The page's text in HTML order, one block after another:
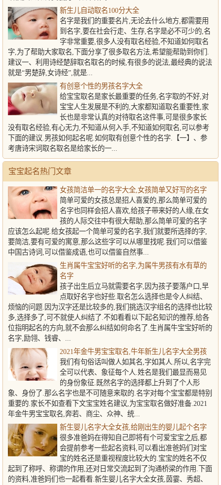
新生儿自动取名100分大全
名字是我们的重要名片,无论去什么地方,都需要用
到名字,要在社会行走、生存,名字是必不可少的,名
字非常重要,很多人没有取名经验,不知道如何取名
字,为了帮助大家取名,下面分享了很多取名方法,希望能帮助到你们.
建议一、利用诗经楚辞取名取名的时候,有很多的说法,最经典的说法
就是“男楚辞,女诗经”,就是...
有创意个性的男孩名字大全
给宝宝取名是家长最重要的任务,名字取的不好,对
宝宝人生发展是不利的,大家都知道取名重要性,家
长也是非常认真的对待取名这件事,可是很多家长
没有取名经验,有心无力,不知道从何入手,不知道如何取名,可以参考
下面的建议.男孩如何起名呢.如何取有创意个性的名字.【一】、参
考唐诗宋词取名取名是给家长的一...
宝宝起名热门文章
女孩简洁单一的名字大全,女孩简单又好写的名字
简单可爱的女孩总是招人喜爱的,那么简单可爱的
名字也同样会招人喜欢,给孩子带来好的人缘,在女
孩的人际交往中有很大帮助,那么简单可爱的名字
应该怎么起呢.给女孩起一个简单可爱的名字,我们就要所选择的字,
要简洁,要有可爱的寓意,那么这些字可以从哪里找呢.我们可以借鉴
中国古诗词,可以借鉴成语,也可以借鉴自然事...
生肖属牛宝宝好听的名字,为属牛男孩有水有草的
名字
孩子出生后立马就需要名字,因为孩子要落户口,早
点取好名字也好些.取名怎么选择也是令人纠结、
烦恼的问题.因为汉字还是比较多的,我们挑选汉字组名的选择也比较
多,选择多了,可不就使人纠结了.不如看看以下起名知识的推荐,给各
位指明起名的方向,就不会那么纠结如何命名了.生肖属牛宝宝好听的
名字,励翎、钱睿、...
2021年金牛男宝宝取名,牛年新生儿名字大全男孩
我们有句俗话叫做人如其名,字如其人.所以,名字完
全可以代表、象征每个人.姓名是我们最显而易见
的身份象征.既然名字的选择都上升到了个人形
象、身份了.那么名字也是不可随意来取的.名字对每个宝宝都是特别
重要的.家长不如查看下文宝宝姓名建议,为宝宝取名做好准备.2021
年金牛男宝宝取名,奔若、商尘、众神、统...
新生婴儿名字大全女孩,给刚出生的婴儿起个名字
很多准爸妈在得知自己即将有个可爱宝宝之后,都
会提前参考一些起名资料,可以看出准爸妈们对宝
宝的姓名还是重视程度比较大的.宝宝的姓名不仅
起到了称呼、称谓的作用,还对日常交流起到了沟通桥梁的作用.下面
的资料,准爸妈们也一起看看.新生婴儿名字大全女孩,茵霎、秀超、